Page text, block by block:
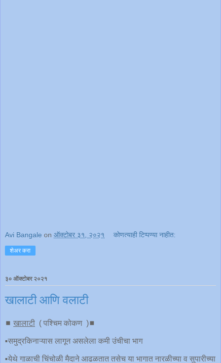
Avi Bangale on ऑक्टोबर ३१, २०२१ कोणत्याही टिप्पण्‍या नाहीत:
शेअर करा
३० ऑक्टोबर २०२१
खालाटी आणि वलाटी
◼️ खालाटी ( पश्चिम कोकण )◼️
▪️समुद्रकिनाऱ्यास लागून असलेला कमी उंचीचा भाग
▪️येथे गाळाची चिंचोळी मैदाने आढळतात तसेच या भागात नारळीच्या व सुपारीच्या